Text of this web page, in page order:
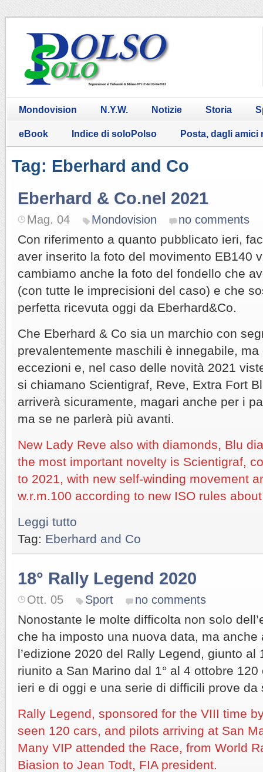
Mondovision N.Y.W. Notizie Storia
eBook Indice di soloPolso Posta, dagli amici
Tag: Eberhard and Co
Eberhard & Co.nel 2021
Mag. 04 Mondovision no comments
Con riferimento a quanto pubblicato ieri,
aver inserito la foto del movimento EB140
cambiamo anche la foto del fondello che
(con tutte le imprecisioni del caso) e che
perfetta ricevuta oggi da Eberhard&Co.
Che Eberhard & Co sia un marchio con
prevalentemente maschili è innegabile,
eccezioni e, nel caso delle novità 2021
si chiamano Scientigraf, Reve, Extra Fort
arriverà sicuramente, magari anche per i
ma se ne parlerà più avanti.
New Lady Reve also with diamonds, Blu
the most important novelty is Scientigraf,
to 2021, with new self-winding movement
w.r.m.100 according to new ISO rules
Leggi tutto
Tag: Eberhard and Co
18° Rally Legend 2020
Ott. 05 Sport no comments
Nonostante le molte difficolta non solo
che ha imposto una nuova data, ma anche
l’edizione 2020 del Rally Legend, giunto al
riunito a San Marino dal 1° al 4 ottobre
ieri e di oggi e una serie di difficili prove da
Rally Legend, sponsored for the VIII time
seen 120 cars, and pilots arriving at San
Many VIP attended the Race, from World
Biasion to Jean Todt, FIA president.